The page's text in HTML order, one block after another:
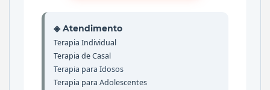
◈ Atendimento
Terapia Individual
Terapia de Casal
Terapia para Idosos
Terapia para Adolescentes